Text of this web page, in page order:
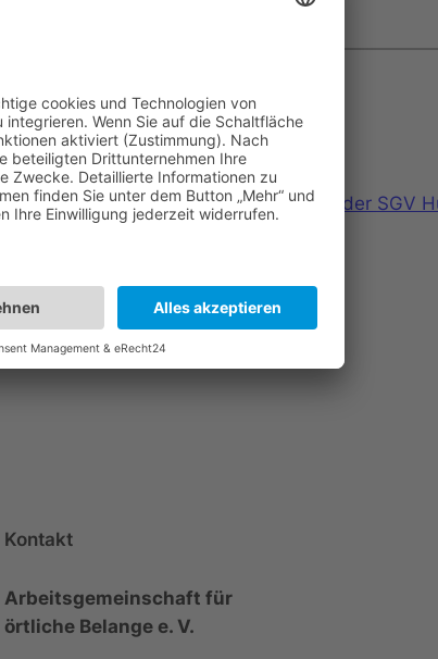
Nächster: Maifeiertag an und in der SGV
Kontakt
Arbeitsgemeinschaft für
örtliche Belange e. V.